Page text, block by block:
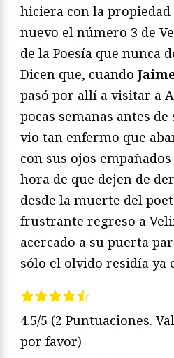
hiciera con la
nuevo el número 3 de
de la Poesía que nunca
Dicen que, cuando
pasó por allí a visitar a
pocas semanas antes
vio tan enfermo que
con sus ojos
hora de que dejen de
desde la muerte del
frustrante regreso a
acercado a su puerta
sólo el olvido residía ya
4.5/5 (2 Puntuaciones.
por favor)